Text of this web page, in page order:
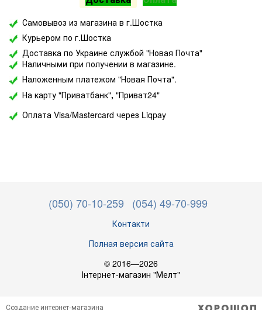
Самовывоз из магазина в г.Шостка
Курьером по г.Шостка
Доставка по Украине службой "Новая Почта"
Наличными при получении в магазине.
Наложенным платежом "Новая Почта".
На карту "Приватбанк", "Приват24"
Оплата Visa/Mastercard через Liqpay
(050) 70-10-259 (054) 49-70-999
Контакти
Полная версия сайта
© 2016—2026
Інтернет-магазин "Мелт"
Создание интернет-магазина